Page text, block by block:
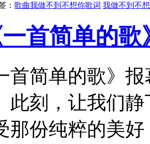
： 歌曲我做不到不想你歌词 我做不到不
一首简单的
首简单的歌》
此刻，让我们
那份纯粹的美